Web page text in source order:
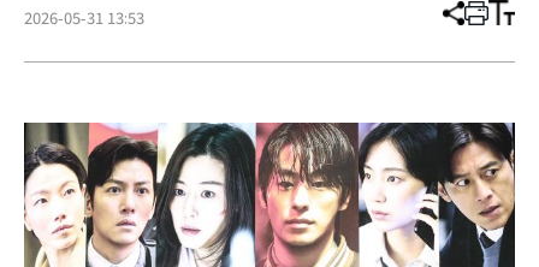
2026-05-31 13:53 分
章
打 调
小